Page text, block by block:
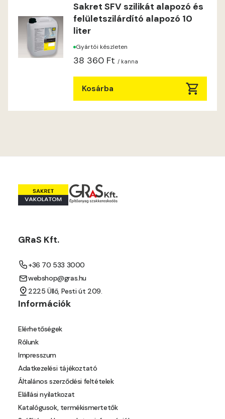
Sakret SFV szilikát alapozó és
felületszilárdító alapozó 10
liter
Gyártói készleten
38 360 Ft / kanna
Kosárba
GRaS Kft.
+36 70 533 3000
webshop@gras.hu
2225 Üllő, Pesti út 209.
Információk
Elérhetőségek
Rólunk
Impresszum
Adatkezelési tájékoztató
Általános szerződési feltételek
Elállási nyilatkozat
Katalógusok, termékismertetők